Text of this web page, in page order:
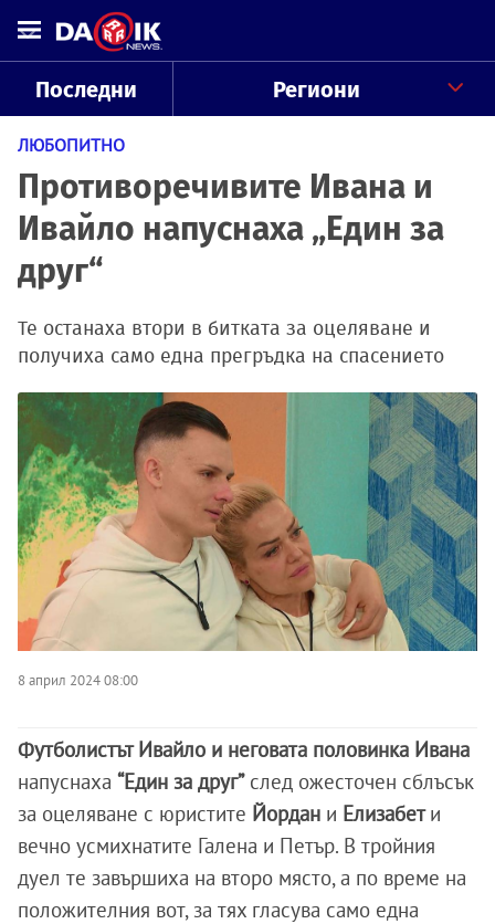
Последни Региони
ЛЮБОПИТНО
Противоречивите Ивана и
Ивайло напуснаха „Един за
друг“
Те останаха втори в битката за оцеляване и
получиха само една прегръдка на спасението
8 април 2024 08:00
Футболистът Ивайло и неговата половинка Ивана
напуснаха “Един за друг”след ожесточен сблъсък
за оцеляване с юристите Йордан и Елизабети
вечно усмихнатите Галена и Петър. В тройния
дуел те завършиха на второ място, а по време на
положителния вот, за тях гласува само една